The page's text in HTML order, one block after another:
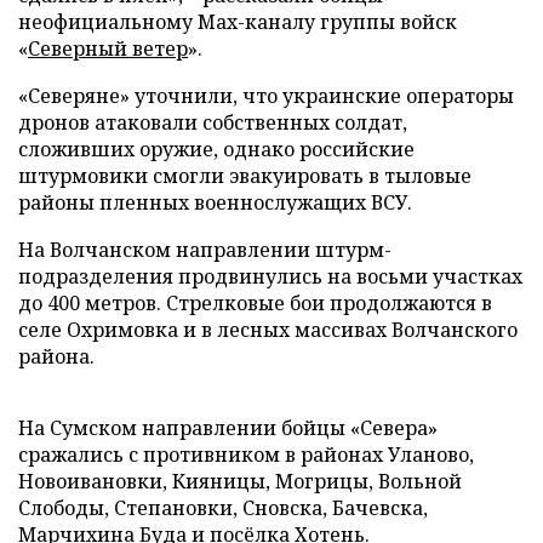
неофициальному Max-каналу группы войск
«Северный ветер».
«Северяне» уточнили, что украинские операторы
дронов атаковали собственных солдат,
сложивших оружие, однако российские
штурмовики смогли эвакуировать в тыловые
районы пленных военнослужащих ВСУ.
На Волчанском направлении штурм-
подразделения продвинулись на восьми участках
до 400 метров. Стрелковые бои продолжаются в
селе Охримовка и в лесных массивах Волчанского
района.
На Сумском направлении бойцы «Севера»
сражались с противником в районах Уланово,
Новоивановки, Кияницы, Могрицы, Вольной
Слободы, Степановки, Сновска, Бачевска,
Марчихина Буда и посёлка Хотень.